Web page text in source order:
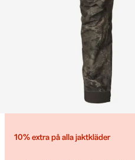
10% extra på alla jaktkläder